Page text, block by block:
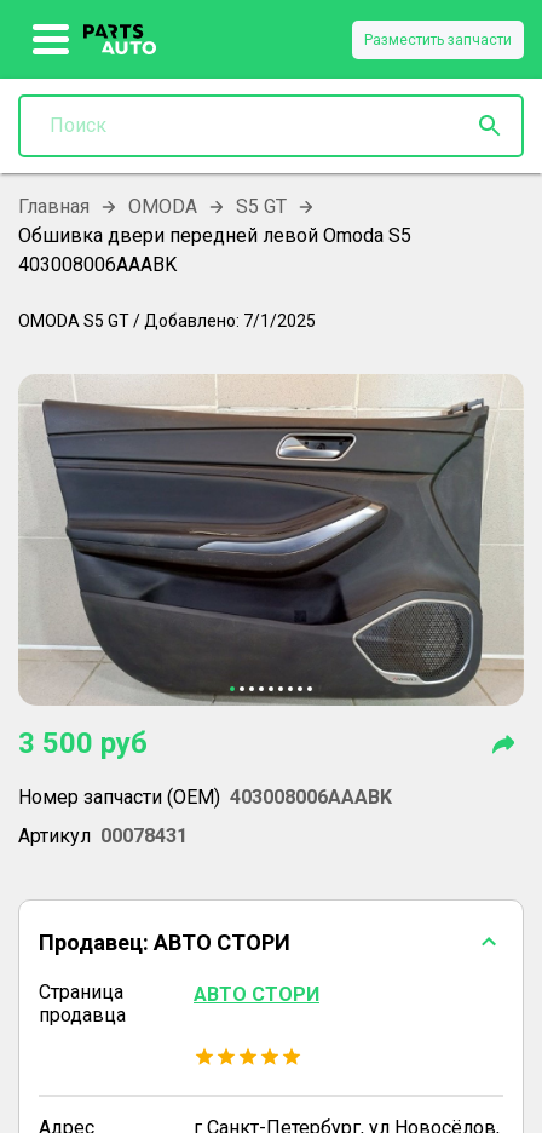
Разместить запчасти
Главная OMODA
S5 GT
Обшивка двери передней левой Omoda S5
403008006AAABK
OMODA S5 GT/ Добавлено: 7/1/2025
3 500 руб
Номер запчасти (OEM) 403008006AAABK
Артикул 00078431
Продавец: АВТО СТОРИ
Страница
продавца
АВТО СТОРИ
Адрес
г Санкт-Петербург, ул Новосёлов,